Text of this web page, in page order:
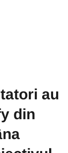
au
din